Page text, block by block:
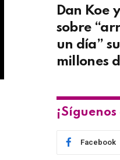
Dan Koe
sobre
un día”
millones
Facebook